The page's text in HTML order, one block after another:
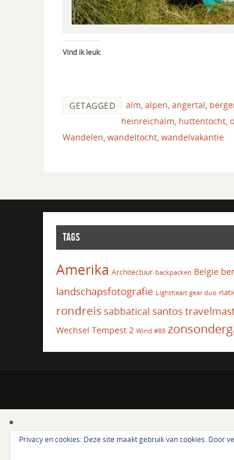
Vind ik leuk:
GETAGGED alm, alpen, angertal,
heinreichalm, huttentocht,
Wandelen, wandeltocht, wandelvakantie
TAGS
Amerika Architectuur backpacken Belgie
landschapsfotografie Lightheart gear duo
rondreis sabbatical santos
Wechsel Tempest 2 Wind #89
Privacy en cookies: Deze site maakt gebruik van cookies. Door